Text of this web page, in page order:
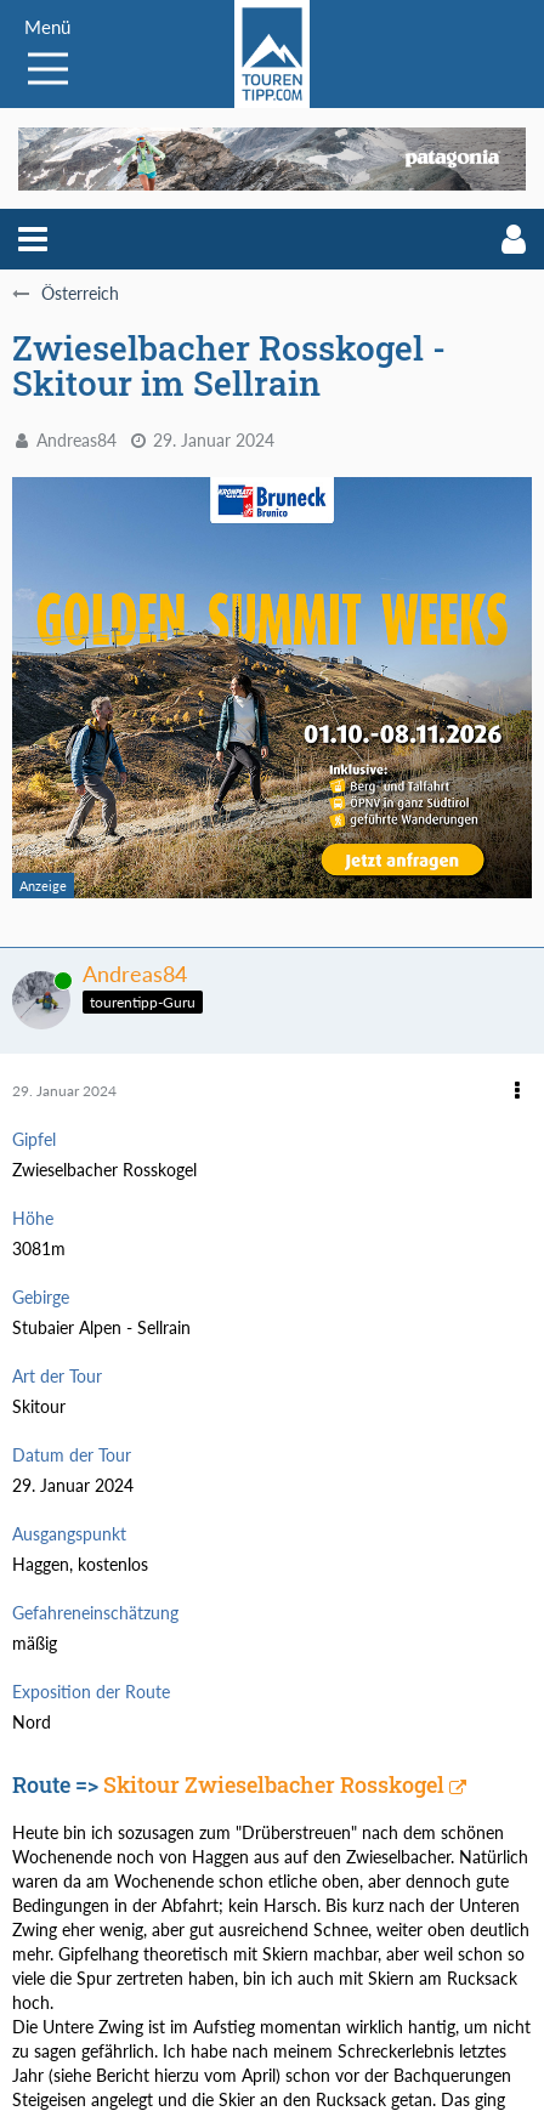
Menü
Österreich
Zwieselbacher Rosskogel -
Skitour im Sellrain
Andreas84 29. Januar 2024
Online Andreas84
tourentipp-Guru
29. Januar 2024
Gipfel
Zwieselbacher Rosskogel
Höhe
3081m
Gebirge
Stubaier Alpen - Sellrain
Art der Tour
Skitour
Datum der Tour
29. Januar 2024
Ausgangspunkt
Haggen, kostenlos
Gefahreneinschätzung
mäßig
Exposition der Route
Nord
Route => Skitour Zwieselbacher Rosskogel
Heute bin ich sozusagen zum "Drüberstreuen" nach dem schönen
Wochenende noch von Haggen aus auf den Zwieselbacher. Natürlich
waren da am Wochenende schon etliche oben, aber dennoch gute
Bedingungen in der Abfahrt; kein Harsch. Bis kurz nach der Unteren
Zwing eher wenig, aber gut ausreichend Schnee, weiter oben deutlich
mehr. Gipfelhang theoretisch mit Skiern machbar, aber weil schon so
viele die Spur zertreten haben, bin ich auch mit Skiern am Rucksack
hoch.
Die Untere Zwing ist im Aufstieg momentan wirklich hantig, um nicht
zu sagen gefährlich. Ich habe nach meinem Schreckerlebnis letztes
Jahr (siehe Bericht hierzu vom April) schon vor der Bachquerungen
Steigeisen angelegt und die Skier an den Rucksack getan. Das ging